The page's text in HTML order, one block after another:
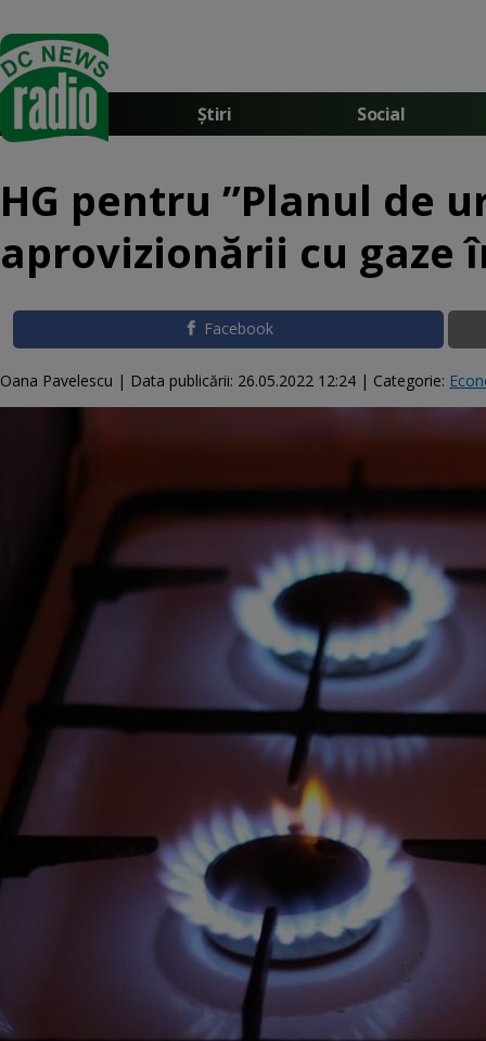
Știri Social
HG pentru ”Planul de
aprovizionării cu gaze
Facebook
Oana Pavelescu | Data publicării: 26.05.2022 12:24 | Categorie: